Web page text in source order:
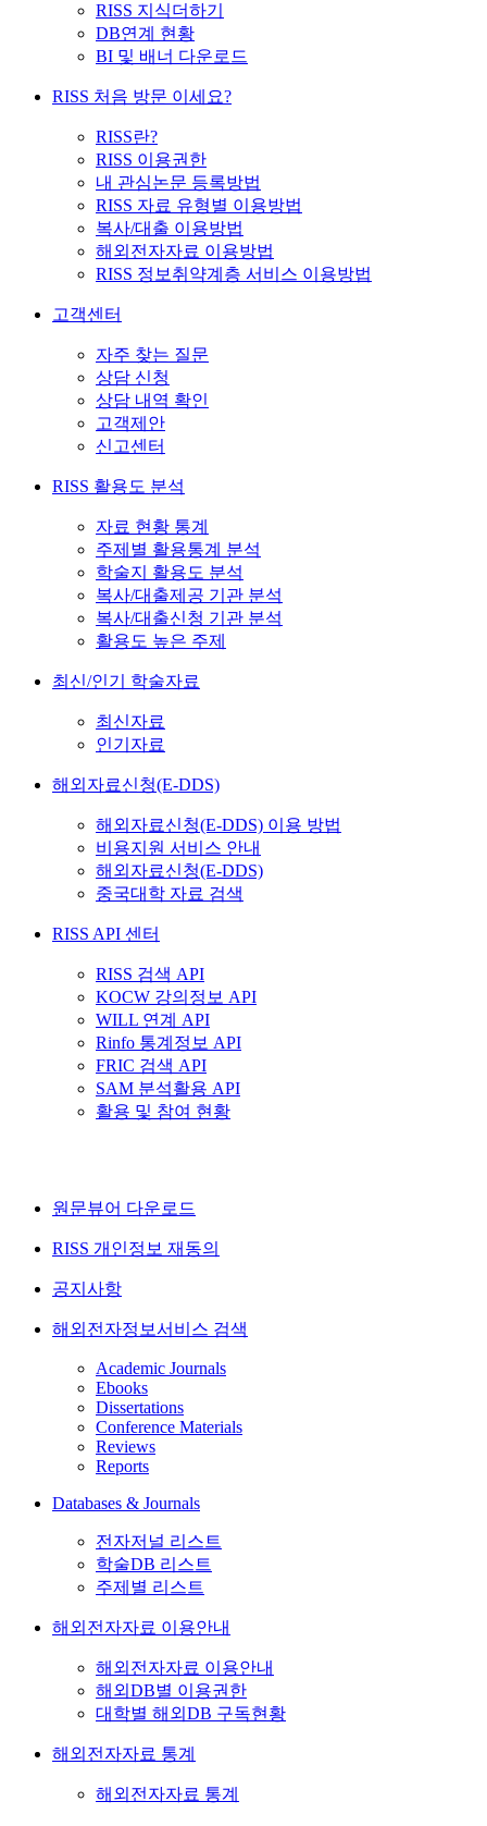
RISS 지식더하기
DB연계 현황
BI 및 배너 다운로드
RISS 처음 방문 이세요?
RISS란?
RISS 이용권한
내 관심논문 등록방법
RISS 자료 유형별 이용방법
복사/대출 이용방법
해외전자자료 이용방법
RISS 정보취약계층 서비스 이용방법
고객센터
자주 찾는 질문
상담 신청
상담 내역 확인
고객제안
신고센터
RISS 활용도 분석
자료 현황 통계
주제별 활용통계 분석
학술지 활용도 분석
복사/대출제공 기관 분석
복사/대출신청 기관 분석
활용도 높은 주제
최신/인기 학술자료
최신자료
인기자료
해외자료신청(E-DDS)
해외자료신청(E-DDS) 이용 방법
비용지원 서비스 안내
해외자료신청(E-DDS)
중국대학 자료 검색
RISS API 센터
RISS 검색 API
KOCW 강의정보 API
WILL 연계 API
Rinfo 통계정보 API
FRIC 검색 API
SAM 분석활용 API
활용 및 참여 현황
원문뷰어 다운로드
RISS 개인정보 재동의
공지사항
해외전자정보서비스 검색
Academic Journals
Ebooks
Dissertations
Conference Materials
Reviews
Reports
Databases & Journals
전자저널 리스트
학술DB 리스트
주제별 리스트
해외전자자료 이용안내
해외전자자료 이용안내
해외DB별 이용권한
대학별 해외DB 구독현황
해외전자자료 통계
해외전자자료 통계